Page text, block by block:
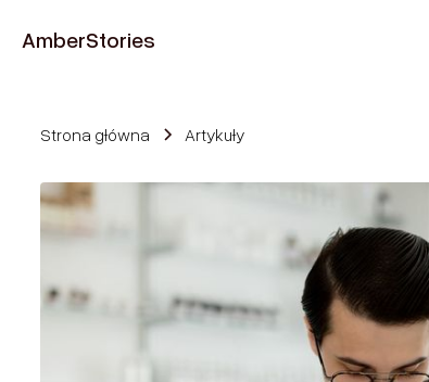
AmberStories
Strona główna Artykuły